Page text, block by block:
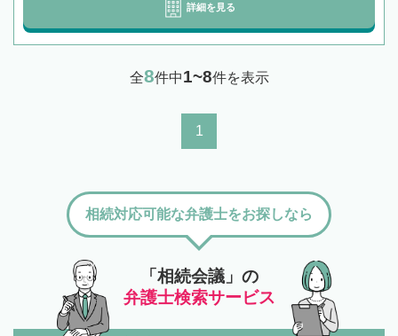
詳細を見る
全8件中1~8件を表示
1
「相続会議」の
弁護士検索サービス
相続対応可能な弁護士をお探しなら